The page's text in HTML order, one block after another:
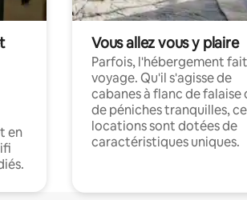
en
Vous allez vous y plaire
Parfois, l'hébergement
voyage. Qu'il s'agisse de
cabanes à flanc de falaise
de péniches tranquilles,
locations sont dotées de
caractéristiques uniques.